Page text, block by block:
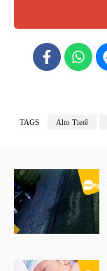
TAGS Alto Tietê